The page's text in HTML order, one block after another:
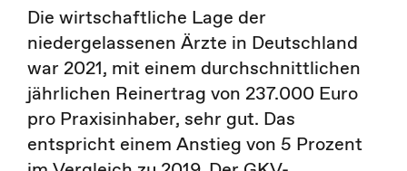
Die wirtschaftliche Lage der
niedergelassenen Ärzte in Deutschland
war 2021, mit einem durchschnittlichen
jährlichen Reinertrag von 237.000 Euro
pro Praxisinhaber, sehr gut. Das
entspricht einem Anstieg von 5 Prozent